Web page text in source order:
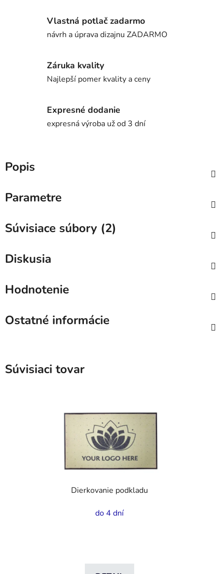
Vlastná potlač zadarmo
návrh a úprava dizajnu ZADARMO
Záruka kvality
Najlepší pomer kvality a ceny
Expresné dodanie
expresná výroba už od 3 dní
Popis
Parametre
Súvisiace súbory (2)
Diskusia
Hodnotenie
Ostatné informácie
Súvisiaci tovar
Dierkovanie podkladu
do 4 dní